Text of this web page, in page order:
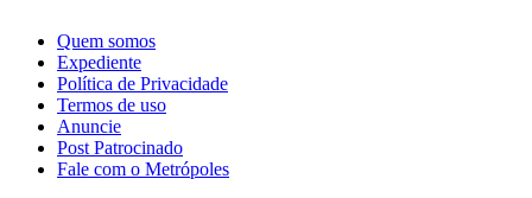
Quem somos
Expediente
Política de Privacidade
Termos de uso
Anuncie
Post Patrocinado
Fale com o Metrópoles